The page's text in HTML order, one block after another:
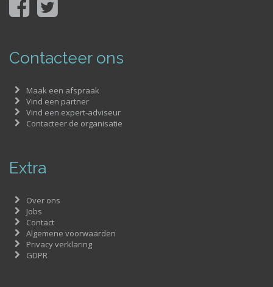
Contacteer ons
Maak een afspraak
Vind een partner
Vind een expert-adviseur
Contacteer de organisatie
Extra
Over ons
Jobs
Contact
Algemene voorwaarden
Privacy verklaring
GDPR